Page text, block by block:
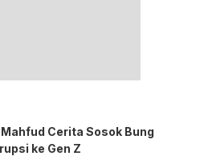
Cerita Sosok Bung
ke Gen Z